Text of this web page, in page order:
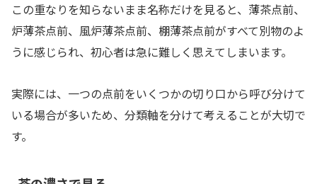
この重なりを知らないまま名称だけを見ると、薄茶点前、
炉薄茶点前、風炉薄茶点前、棚薄茶点前がすべて別物のよ
うに感じられ、初心者は急に難しく思えてしまいます。
実際には、一つの点前をいくつかの切り口から呼び分けて
いる場合が多いため、分類軸を分けて考えることが大切で
す。